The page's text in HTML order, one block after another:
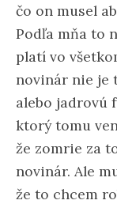
čo on musel
Podľa mňa to
platí vo
novinár nie je
alebo jadrovú
ktorý tomu
že zomrie za
novinár. Ale
že to chcem